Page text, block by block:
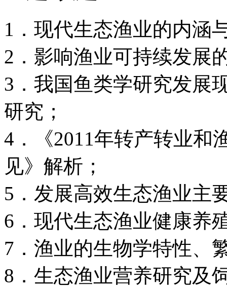
1．现代生态渔业的内涵
2．影响渔业可持续发展
3．我国鱼类学研究发展
研究；
4．《2011年转产转业和
见》解析；
5．发展高效生态渔业主
6．现代生态渔业健康养
7．渔业的生物学特性、
8．生态渔业营养研究及